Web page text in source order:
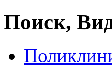
Поиск,